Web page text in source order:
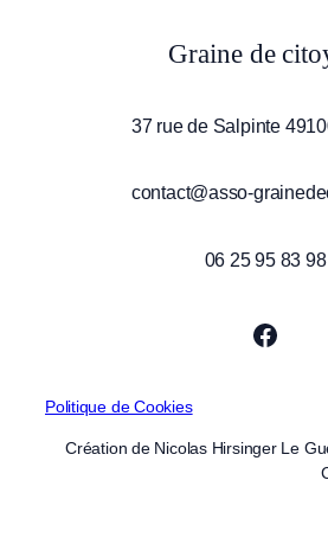
Graine de
37 rue de Salpinte
contact@asso-
06 25 95 83 98
Politique de Cookies
Création de Nicolas Hirsinger Le